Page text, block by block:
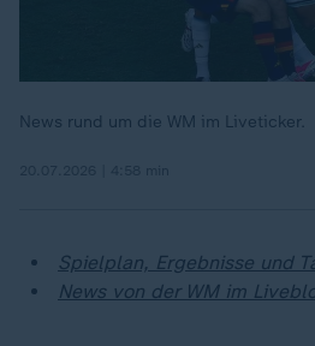
News rund um die WM im Liveticker.
Spielplan, Ergebnisse und
News von der WM im